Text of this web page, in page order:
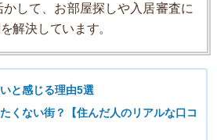
して、お部屋探しや入居審査に
解決しています。
と感じる理由5選
くない街？【住んだ人のリアルな口コ